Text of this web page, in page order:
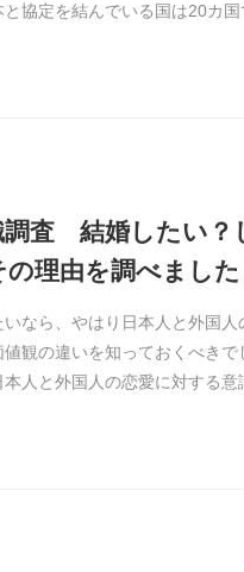
協定を結んでいる国は20カ国
調査 結婚したい？
の理由を調べました
いなら、やはり日本人と外国人
観の違いを知っておくべきで
本人と外国人の恋愛に対する意